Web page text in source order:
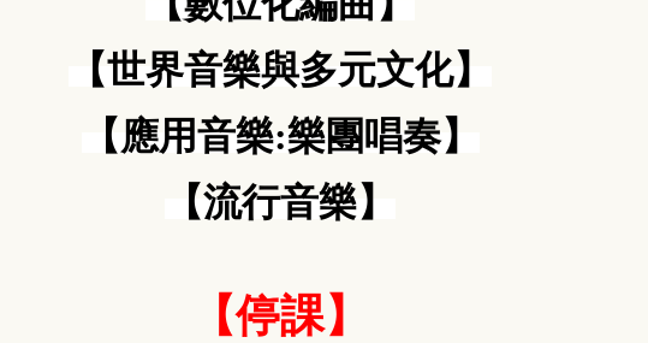
【世界音樂與多元文化】
【應用音樂:樂團唱奏】
【流行音樂】
【停課】